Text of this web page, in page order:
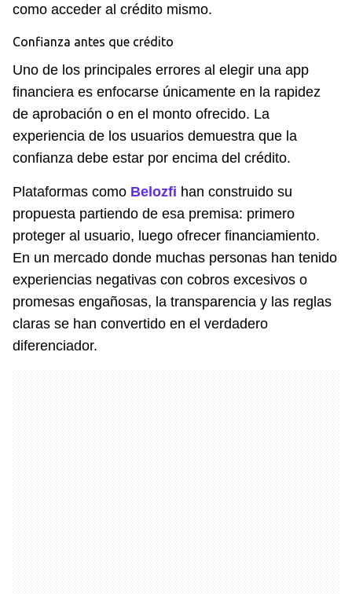
como acceder al crédito mismo.
Confianza antes que crédito
Uno de los principales errores al elegir una app
financiera es enfocarse únicamente en la rapidez
de aprobación o en el monto ofrecido. La
experiencia de los usuarios demuestra que la
confianza debe estar por encima del crédito.
Plataformas como Belozfi han construido su
propuesta partiendo de esa premisa: primero
proteger al usuario, luego ofrecer financiamiento.
En un mercado donde muchas personas han tenido
experiencias negativas con cobros excesivos o
promesas engañosas, la transparencia y las reglas
claras se han convertido en el verdadero
diferenciador.